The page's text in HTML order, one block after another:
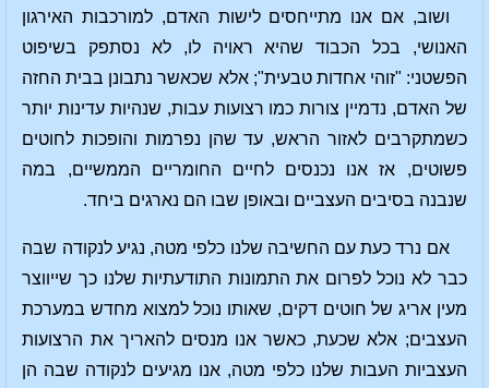
ושוב, אם אנו מתייחסים לישות האדם, למורכבות האירגון
האנושי, בכל הכבוד שהיא ראויה לו, לא נסתפק בשיפוט
הפשטני: "זוהי אחדות טבעית"; אלא שכאשר נתבונן בבית החזה
של האדם, נדמיין צורות כמו רצועות עבות, שנהיות עדינות יותר
כשמתקרבים לאזור הראש, עד שהן נפרמות והופכות לחוטים
פשוטים, אז אנו נכנסים לחיים החומריים הממשיים, במה
שנבנה בסיבים העצביים ובאופן שבו הם נארגים ביחד.
אם נרד כעת עם החשיבה שלנו כלפי מטה, נגיע לנקודה שבה
כבר לא נוכל לפרום את התמונות התודעתיות שלנו כך שייווצר
מעין אריג של חוטים דקים, שאותו נוכל למצוא מחדש במערכת
העצבים; אלא שכעת, כאשר אנו מנסים להאריך את הרצועות
העצביות העבות שלנו כלפי מטה, אנו מגיעים לנקודה שבה הן